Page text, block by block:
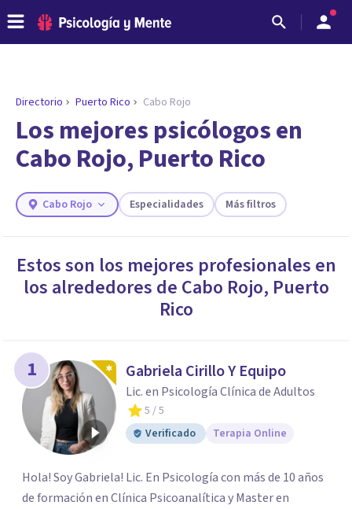
ENCONTRAR MI TERAPEUTA
¿Necesitas ayuda para encontrar el
psicólogo adecuado?
los profesionales que más se ajustan a tus
necesidades.
Responder cuestionario
Directorio Puerto Rico Cabo Rojo
Los mejores psicólogos en
Cabo Rojo, Puerto Rico
Cabo Rojo Especialidades Más filtros
Estos son los mejores profesionales en
los alrededores de Cabo Rojo, Puerto
Rico
1 Gabriela Cirillo Y Equipo
Lic. en Psicología Clínica de Adultos
5 / 5
Verificado
Terapia Online
Hola! Soy Gabriela! Lic. En Psicología con más de 10 años
de formación en Clínica Psicoanalítica y Master en